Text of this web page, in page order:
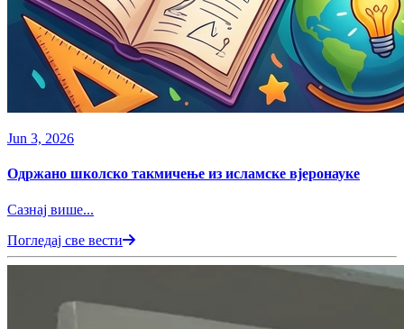
Jun 3, 2026
Одржано школско такмичење из исламске вјеронаукe
Сазнај више...
Погледај све вести